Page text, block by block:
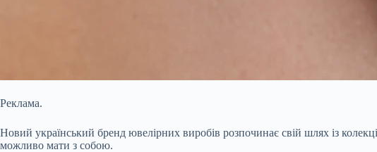
Реклама.
Новий український бренд ювелірних виробів розпочинає свій шлях із
можливо мати з собою.